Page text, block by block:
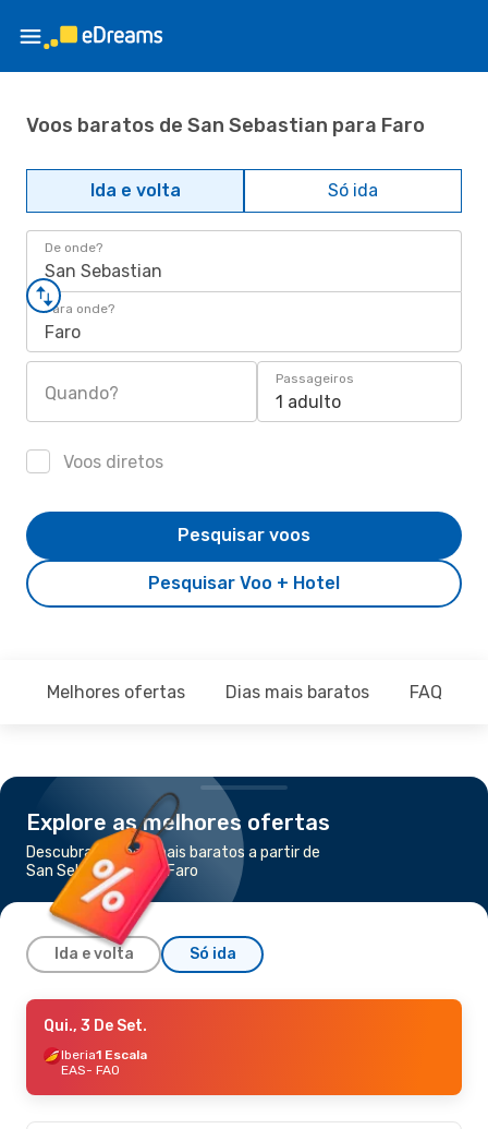
Voos baratos de San Sebastian para Faro
Ida e volta Só ida
De onde?
San Sebastian
Para onde?
Faro
Quando?
Passageiros
1 adulto
Voos diretos
Pesquisar Voo + Hotel
Pesquisar voos
Melhores ofertas Dias mais baratos FAQ
Explore as melhores ofertas
Descubra os voos mais baratos a partir de
San Sebastian para Faro
Ida e volta Só ida
Qui., 3 De Set.
Iberia1 Escala
EAS- FAO
FAO- EAS
Qui., 3 De Set.
Iberia1 Escala
EAS- FAO